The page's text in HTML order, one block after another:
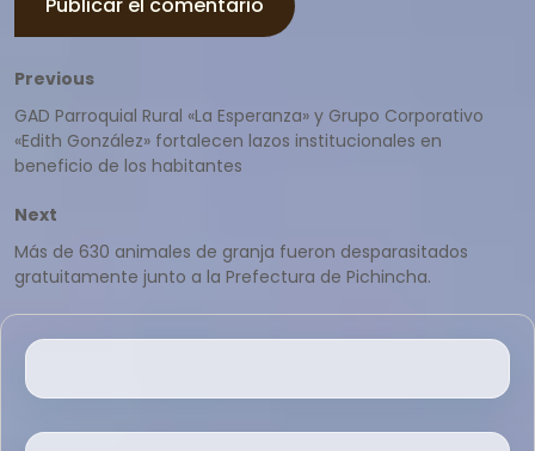
Navegación
de
entradas
Previous
Previous
GAD Parroquial Rural «La Esperanza» y Grupo Corporativo
«Edith González» fortalecen lazos institucionales en
beneficio de los habitantes
Next
Next
post:
Más de 630 animales de granja fueron desparasitados
gratuitamente junto a la Prefectura de Pichincha.